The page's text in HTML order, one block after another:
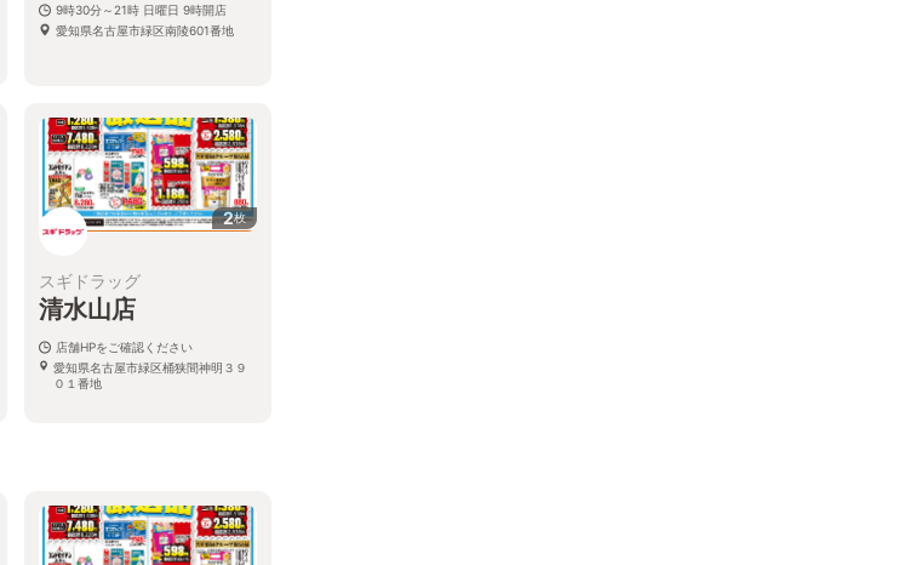
9時30分～21時 日曜日 9時開店
愛知県名古屋市緑区南陵601番地
2枚
スギドラッグ
清水山店
店舗HPをご確認ください
愛知県名古屋市緑区桶狭間神明３９
０１番地